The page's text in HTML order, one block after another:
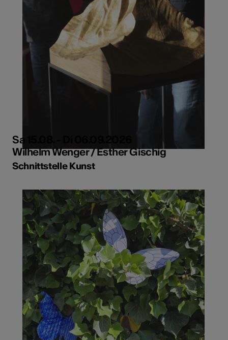
Sa 15.08. - Di 06.09.2026
Wilhelm Wenger / Esther Gischig
Schnittstelle Kunst